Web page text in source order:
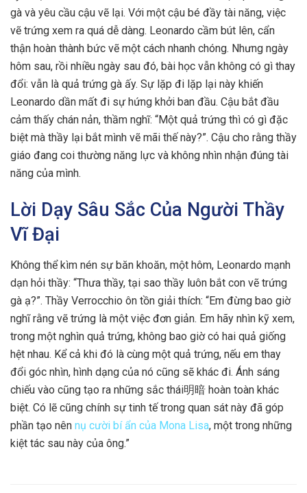
gà và yêu cầu cậu vẽ lại. Với một cậu bé đầy tài năng, việc
vẽ trứng xem ra quá dễ dàng. Leonardo cầm bút lên, cẩn
thận hoàn thành bức vẽ một cách nhanh chóng. Nhưng ngày
hôm sau, rồi nhiều ngày sau đó, bài học vẫn không có gì thay
đổi: vẫn là quả trứng gà ấy. Sự lặp đi lặp lại này khiến
Leonardo dần mất đi sự hứng khởi ban đầu. Cậu bắt đầu
cảm thấy chán nản, thầm nghĩ: “Một quả trứng thì có gì đặc
biệt mà thầy lại bắt mình vẽ mãi thế này?”. Cậu cho rằng thầy
giáo đang coi thường năng lực và không nhìn nhận đúng tài
năng của mình.
Lời Dạy Sâu Sắc Của Người Thầy
Vĩ Đại
Không thể kìm nén sự băn khoăn, một hôm, Leonardo mạnh
dạn hỏi thầy: “Thưa thầy, tại sao thầy luôn bắt con vẽ trứng
gà ạ?”. Thầy Verrocchio ôn tồn giải thích: “Em đừng bao giờ
nghĩ rằng vẽ trứng là một việc đơn giản. Em hãy nhìn kỹ xem,
trong một nghìn quả trứng, không bao giờ có hai quả giống
hệt nhau. Kể cả khi đó là cùng một quả trứng, nếu em thay
đổi góc nhìn, hình dạng của nó cũng sẽ khác đi. Ánh sáng
chiếu vào cũng tạo ra những sắc thái明暗 hoàn toàn khác
biệt. Có lẽ cũng chính sự tinh tế trong quan sát này đã góp
phần tạo nên nụ cười bí ẩn của Mona Lisa, một trong những
kiệt tác sau này của ông.”